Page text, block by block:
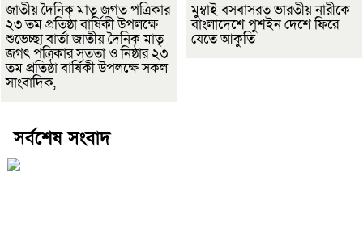
জাতীয় দৈনিক মাতৃ জগত পত্রিকার
২৩ তম প্রতিষ্ঠা বার্ষিকী উপলক্ষে
শুভেচ্ছা বার্তা জাতীয় দৈনিক মাতৃ
জগৎ পত্রিকার সততা ও নিষ্ঠার ২৩
তম প্রতিষ্ঠা বার্ষিকী উপলক্ষে সকল
সাংবাদিক,
মুম্বাই বসবাসরত ভারতীয় নারীকে
বাংলাদেশে পুশইন দেশে ফিরে
যেতে আকুতি
সর্বশেষ সংবাদ